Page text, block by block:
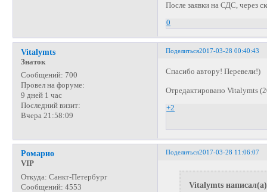
После заявки на СДС, через
0
Поделиться2017-03-28 00:40:43
Vitalymts
Знаток
Сообщений: 700
Провел на форуме:
9 дней 1 час
Последний визит:
Вчера 21:58:09
Спасибо автору! Перевели!)
Отредактировано Vitalymts
+2
Поделиться2017-03-28 11:06:07
Ромарио
VIP
Откуда: Санкт-Петербург
Сообщений: 4553
Vitalymts